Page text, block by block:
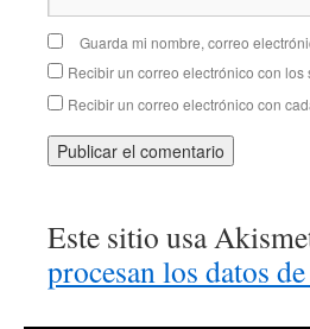
Guarda mi nombre, correo
Recibir un correo electrónico con
Recibir un correo electrónico con
Este sitio usa
procesan los datos